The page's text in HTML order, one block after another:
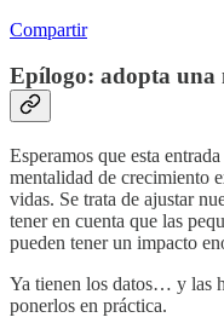
Compartir
Epílogo: adopta una
Esperamos que esta
mentalidad de crecimiento
vidas. Se trata de ajustar
tener en cuenta que las
pueden tener un impacto
Ya tienen los datos… y las
ponerlos en práctica.